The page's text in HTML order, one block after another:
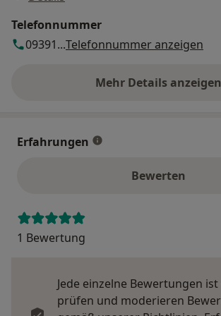
Telefonnummer
09391...Telefonnummer anzeigen
Mehr Details anzeigen
über die
Erfahrungen
Bewerten
1 Bewertung
Jede einzelne Bewertungen
prüfen und moderieren